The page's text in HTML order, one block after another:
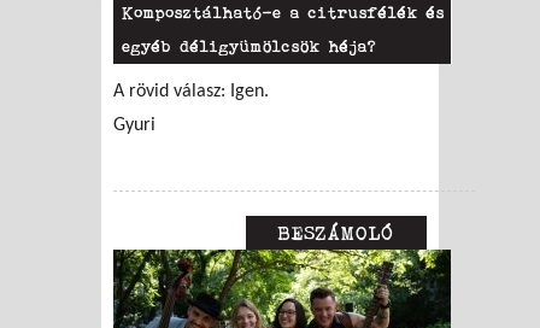
Komposztálható-e a citrusfélék és
egyéb déligyümölcsök héja?
A rövid válasz: Igen.
Gyuri
BESZÁMOLÓ